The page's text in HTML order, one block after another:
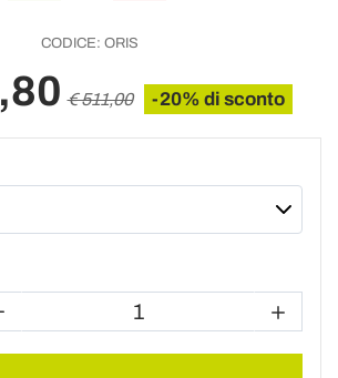
CODICE: ORIS
€ 511,00 -20% di sconto